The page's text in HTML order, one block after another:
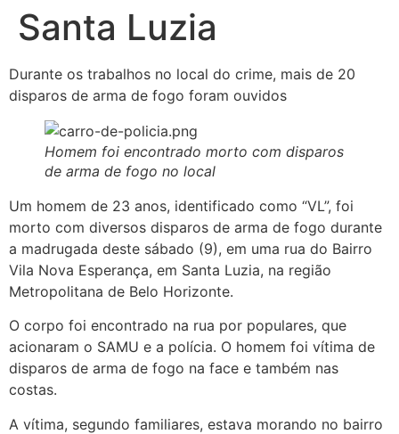
Santa Luzia
Durante os trabalhos no local do crime, mais de 20
disparos de arma de fogo foram ouvidos
Homem foi encontrado morto com disparos
de arma de fogo no local
Um homem de 23 anos, identificado como “VL”, foi
morto com diversos disparos de arma de fogo durante
a madrugada deste sábado (9), em uma rua do Bairro
Vila Nova Esperança, em Santa Luzia, na região
Metropolitana de Belo Horizonte.
O corpo foi encontrado na rua por populares, que
acionaram o SAMU e a polícia. O homem foi vítima de
disparos de arma de fogo na face e também nas
costas.
A vítima, segundo familiares, estava morando no bairro